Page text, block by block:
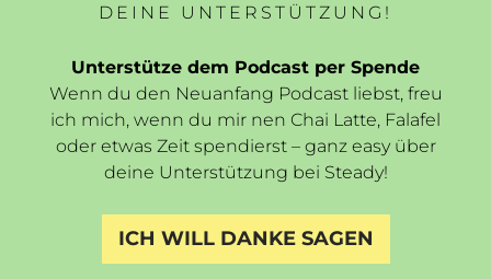
DEINE UNTERSTÜTZUNG!
Unterstütze dem Podcast per Spende
Wenn du den Neuanfang Podcast liebst, freu
ich mich, wenn du mir nen Chai Latte, Falafel
oder etwas Zeit spendierst – ganz easy über
deine Unterstützung bei Steady!
ICH WILL DANKE SAGEN